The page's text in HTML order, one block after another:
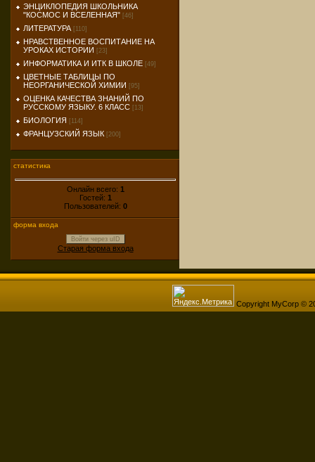
ЭНЦИКЛОПЕДИЯ ШКОЛЬНИКА
"КОСМОС И ВСЕЛЕННАЯ" [46]
ЛИТЕРАТУРА [110]
НРАВСТВЕННОЕ ВОСПИТАНИЕ НА
УРОКАХ ИСТОРИИ [23]
ИНФОРМАТИКА И ИТК В ШКОЛЕ [49]
ЦВЕТНЫЕ ТАБЛИЦЫ ПО
НЕОРГАНИЧЕСКОЙ ХИМИИ [95]
ОЦЕНКА КАЧЕСТВА ЗНАНИЙ ПО
РУССКОМУ ЯЗЫКУ. 6 КЛАСС [13]
БИОЛОГИЯ [114]
ФРАНЦУЗСКИЙ ЯЗЫК [200]
статистика
Онлайн всего: 1
Гостей: 1
Пользователей: 0
форма входа
Войти через uID
Старая форма входа
Copyright MyCorp ©